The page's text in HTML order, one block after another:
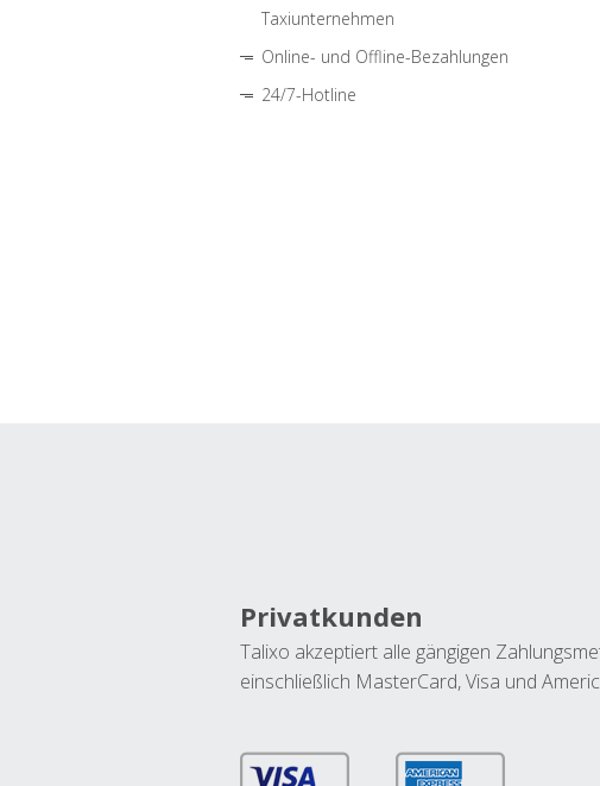
Taxiunternehmen
Online- und Offline-Bezahlungen
24/7-Hotline
Privatkunden
Talixo akzeptiert alle gängigen
einschließlich MasterCard, Visa und